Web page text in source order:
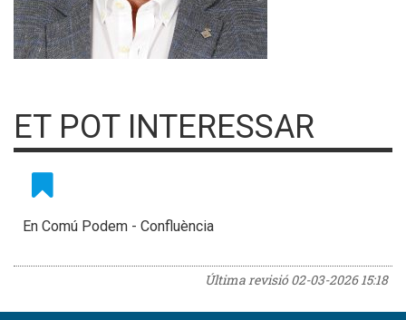
ET POT INTERESSAR
En Comú Podem - Confluència
Última revisió02-03-2026 15:18